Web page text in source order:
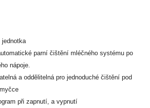
parní čištění mléčného systému po
nápoje.
a oddělitelná pro jednoduché čištění pod
při zapnutí, a vypnutí